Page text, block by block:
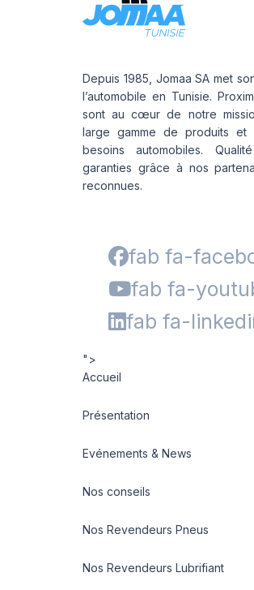
Depuis 1985, Jomaa SA met
l’automobile en Tunisie.
sont au cœur de notre
large gamme de produits et
besoins automobiles.
garanties grâce à nos
reconnues.
fab fa-
fab fa-
fab fa-
">
Accueil
Présentation
Evénements & News
Nos conseils
Nos Revendeurs Pneus
Nos Revendeurs Lubrifiant